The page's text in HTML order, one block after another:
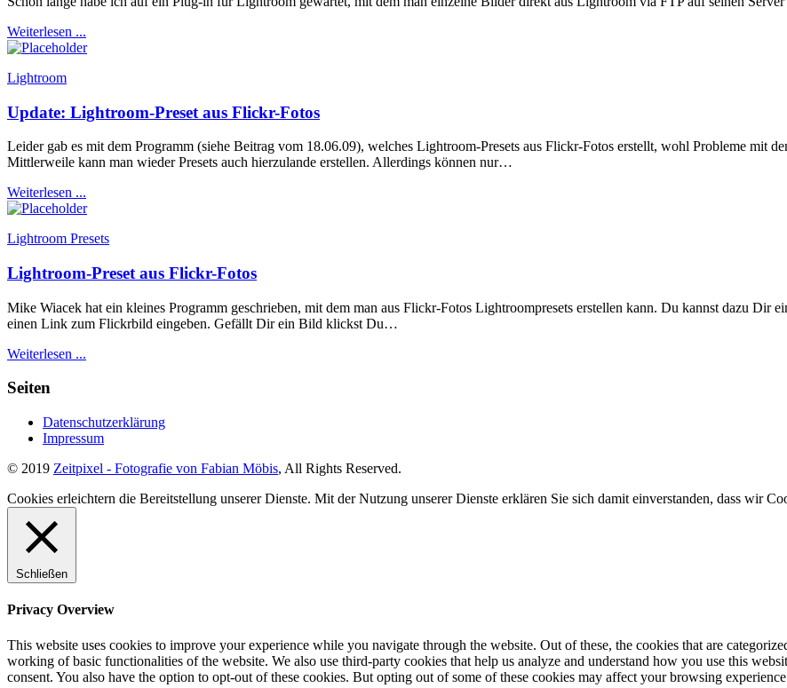
Weiterlesen ...
Lightroom
Update: Lightroom-Preset aus Flickr-Fotos
Leider gab es mit dem Programm (siehe Beitrag vom 18.06.09), welches Lightroom-Presets aus Flickr-Fotos erstellt, wohl Probleme mit
Mittlerweile kann man wieder Presets auch hierzulande erstellen. Allerdings können nur…
Weiterlesen ...
Lightroom Presets
Lightroom-Preset aus Flickr-Fotos
Mike Wiacek hat ein kleines Programm geschrieben, mit dem man aus Flickr-Fotos Lightroompresets erstellen kann. Du kannst dazu Dir
einen Link zum Flickrbild eingeben. Gefällt Dir ein Bild klickst Du…
Weiterlesen ...
Seiten
Datenschutzerklärung
Impressum
© 2019 Zeitpixel - Fotografie von Fabian Möbis, All Rights Reserved.
Cookies erleichtern die Bereitstellung unserer Dienste. Mit der Nutzung unserer Dienste erklären Sie sich damit einverstanden, dass wir
Schließen
Privacy Overview
This website uses cookies to improve your experience while you navigate through the website. Out of these, the cookies that are
working of basic functionalities of the website. We also use third-party cookies that help us analyze and understand how you use this
consent. You also have the option to opt-out of these cookies. But opting out of some of these cookies may affect your browsing